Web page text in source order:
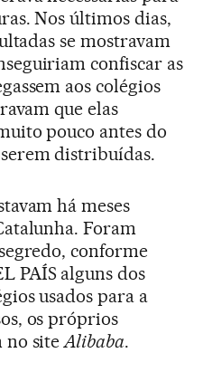
Nos últimos dias,
se mostravam
confiscar as
aos colégios
que elas
pouco antes do
distribuídas.
há meses
Foram
conforme
PAÍS alguns dos
usados para a
os próprios
no siteAlibaba.